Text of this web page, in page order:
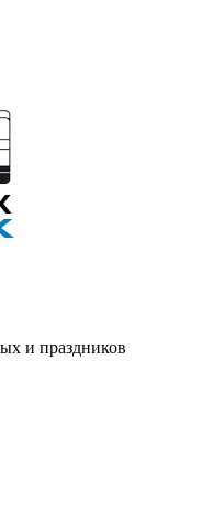
и праздников